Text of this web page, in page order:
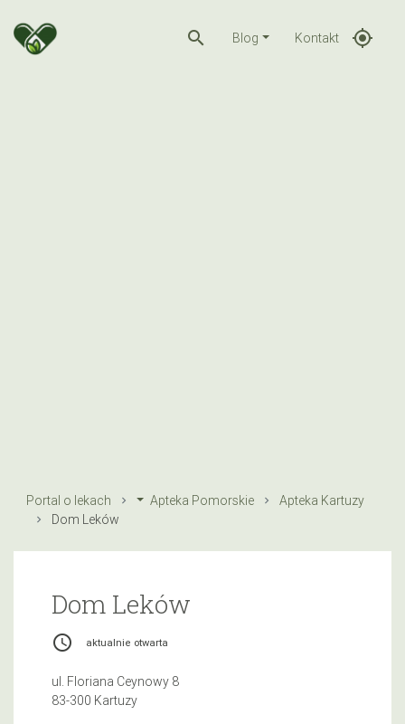
search Blog Kontakt gps_fixed
Portal o lekach Apteka Pomorskie
Apteka Kartuzy
Dom Leków
Dom Leków
access_time aktualnie otwarta
ul. Floriana Ceynowy 8
83-300 Kartuzy